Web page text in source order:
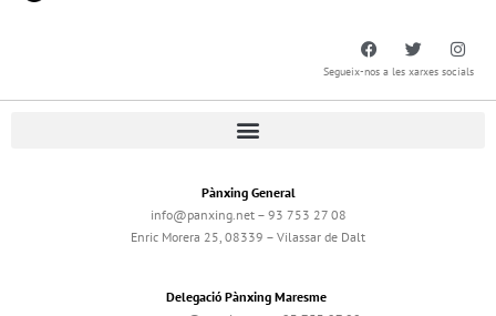
Segueix-nos a les xarxes socials
Pànxing General
info@panxing.net – 93 753 27 08
Enric Morera 25, 08339 – Vilassar de Dalt
Delegació Pànxing Maresme